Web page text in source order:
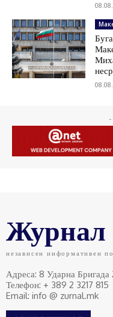
-
Журнал
независен информативен
Адреса: 8 Ударна Бригада
Телефон: + 389 2 3217 815
Email: info @ zurnal.mk